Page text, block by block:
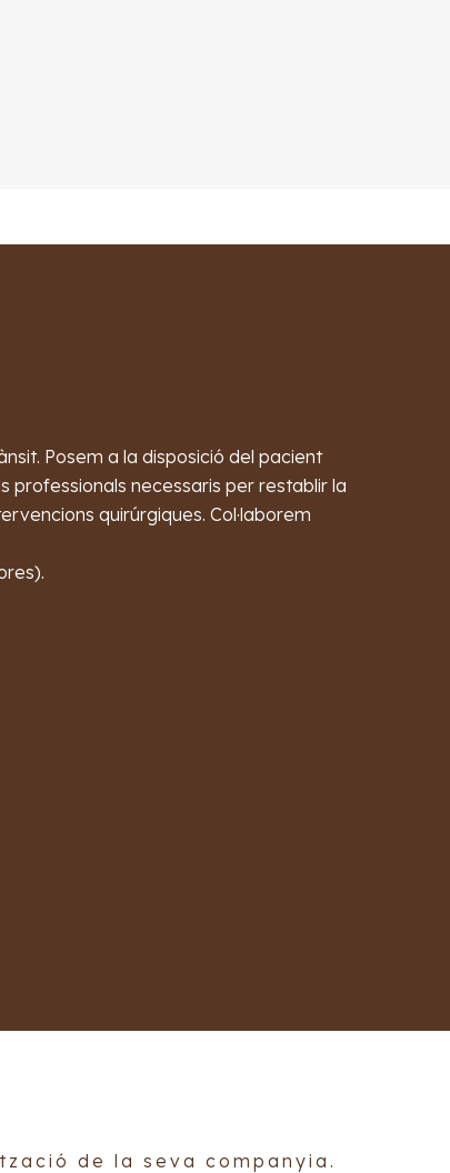
Posem a la disposició del pacient
professionals necessaris per restablir la
quirúrgiques. Col·laborem
de la seva companyia.